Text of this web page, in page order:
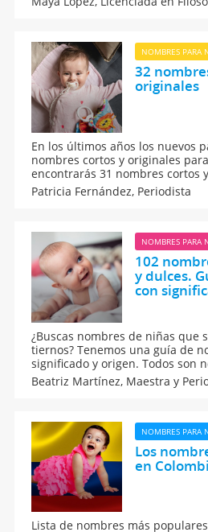
Perfecto para esas niñas que
NOMBRES PARA
32
originales
En los últimos años los nuevos
nombres cortos y originales
encontrarás 31 nombres cortos
de su significado y origen del
alternativas donde elegir. No te
Patricia Fernández, Periodista
NOMBRES PARA
102
y dulces.
con
¿Buscas nombres de niñas que
tiernos? Tenemos una guía de
significado y origen. Todos son
que quedarán muy bien en los
nombres femeninos para llamar
Beatriz Martínez, Maestra y
NOMBRES PARA
Los
en
Lista de nombres más